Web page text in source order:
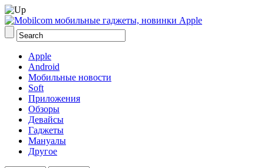
Apple
Android
Мобильные новости
Soft
Приложения
Обзоры
Девайсы
Гаджеты
Мануалы
Другое